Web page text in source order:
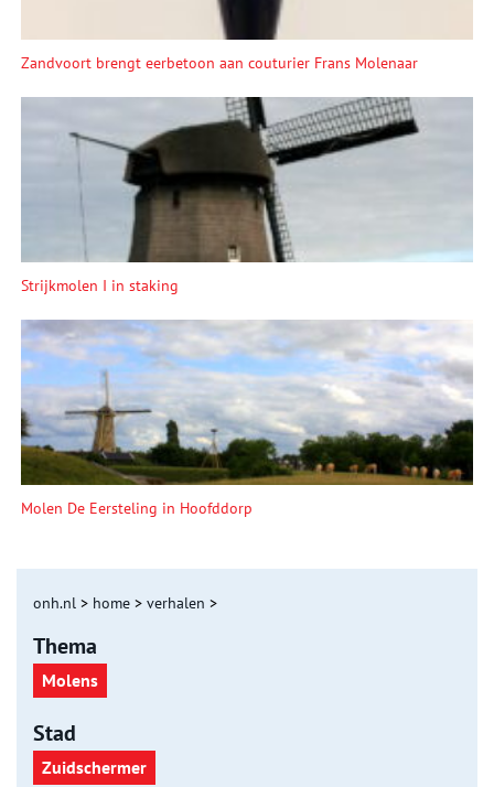
Zandvoort brengt eerbetoon aan couturier Frans Molenaar
Strijkmolen I in staking
Molen De Eersteling in Hoofddorp
onh.nl > home > verhalen >
Thema
Molens
Stad
Zuidschermer